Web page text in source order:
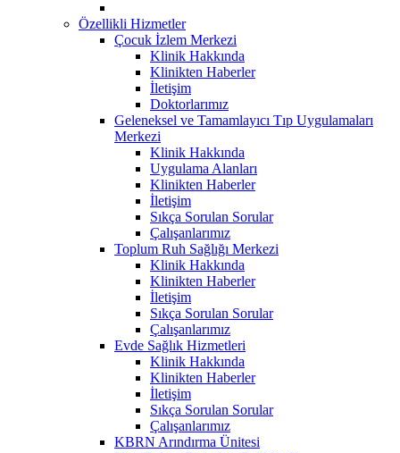
Özellikli Hizmetler
Çocuk İzlem Merkezi
Klinik Hakkında
Klinikten Haberler
İletişim
Doktorlarımız
Geleneksel ve Tamamlayıcı Tıp Uygulamaları
Merkezi
Klinik Hakkında
Uygulama Alanları
Klinikten Haberler
İletişim
Sıkça Sorulan Sorular
Çalışanlarımız
Toplum Ruh Sağlığı Merkezi
Klinik Hakkında
Klinikten Haberler
İletişim
Sıkça Sorulan Sorular
Çalışanlarımız
Evde Sağlık Hizmetleri
Klinik Hakkında
Klinikten Haberler
İletişim
Sıkça Sorulan Sorular
Çalışanlarımız
KBRN Arındırma Ünitesi